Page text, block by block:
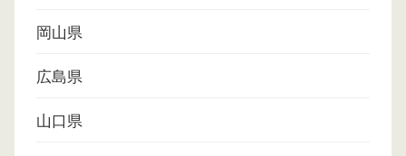
岡山県
広島県
山口県